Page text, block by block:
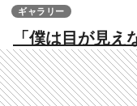
「僕は目が見
休校の子どもと
場
ギャラリー